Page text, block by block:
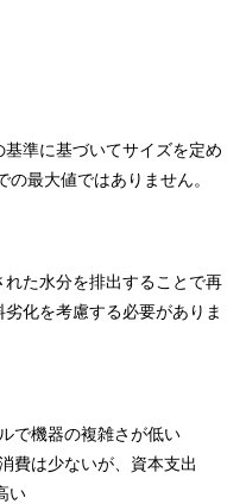
準に基づいてサイズを定め
の最大値ではありません。
た水分を排出することで再
化を考慮する必要がありま
で機器の複雑さが低い
費は少ないが、資本支出
い